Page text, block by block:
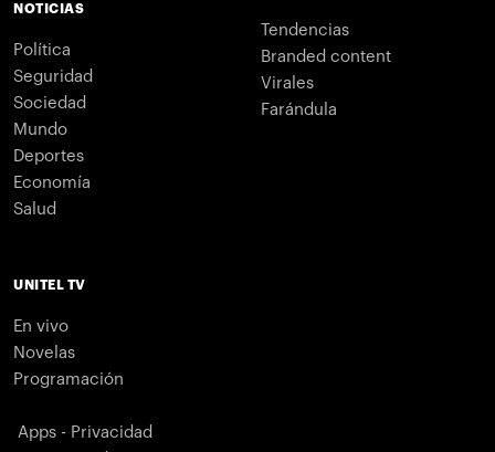
NOTICIAS
Política
Seguridad
Sociedad
Mundo
Deportes
Economía
Salud
Tendencias
Branded content
Virales
Farándula
UNITEL TV
En vivo
Novelas
Programación
Apps - Privacidad